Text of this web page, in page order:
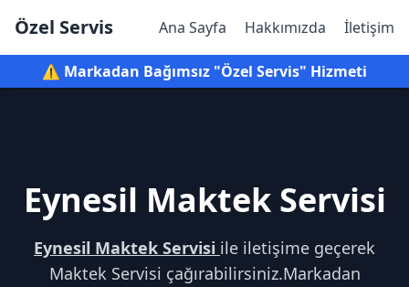
Özel Servis Ana Sayfa Hakkımızda İletişim
⚠️ Markadan Bağımsız "Özel Servis" Hizmeti
Eynesil Maktek Servisi
Eynesil Maktek Servisi ile iletişime geçerek
Maktek Servisi çağırabilirsiniz.Markadan